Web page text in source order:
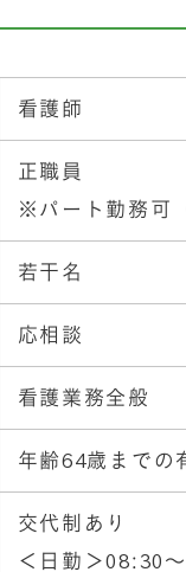
看護師
正職員
※パート勤務可
若干名
応相談
看護業務全般
年齢64歳までの
交代制あり
＜日勤＞08:30